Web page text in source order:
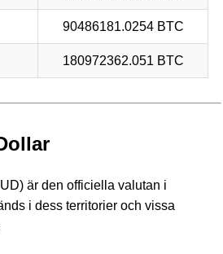
90486181.0254 BTC
180972362.051 BTC
är den officiella valutan i
i dess territorier och vissa